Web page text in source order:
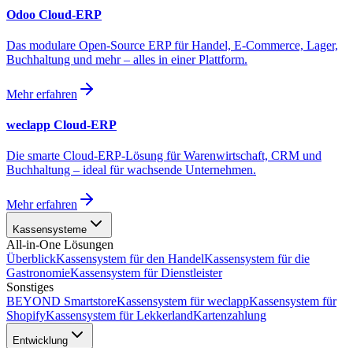
Odoo Cloud-ERP
Das modulare Open-Source ERP für Handel, E-Commerce, Lager,
Buchhaltung und mehr – alles in einer Plattform.
Mehr erfahren
weclapp Cloud-ERP
Die smarte Cloud-ERP-Lösung für Warenwirtschaft, CRM und
Buchhaltung – ideal für wachsende Unternehmen.
Mehr erfahren
Kassensysteme
All-in-One Lösungen
ÜberblickKassensystem für den HandelKassensystem für die
GastronomieKassensystem fürDienstleister
Sonstiges
BEYOND SmartstoreKassensystem fürweclappKassensystem für
ShopifyKassensystem fürLekkerlandKartenzahlung
Entwicklung